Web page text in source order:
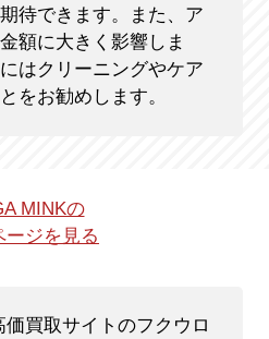
待できます。また、ア
額に大きく影響しま
はクリーニングやケア
をお勧めします。
MINKの
ージを見る
買取サイトのフクウロ